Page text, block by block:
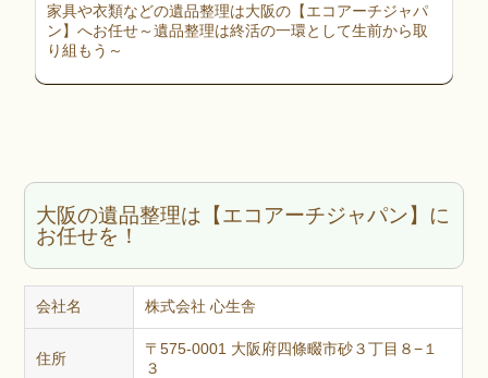
家具や衣類などの遺品整理は大阪の【エコアーチジャパ
ン】へお任せ～遺品整理は終活の一環として生前から取
り組もう～
大阪の遺品整理は【エコアーチジャパン】に
お任せを！
会社名 株式会社 心生舎
住所
〒575-0001 大阪府四條畷市砂３丁目８−１
３